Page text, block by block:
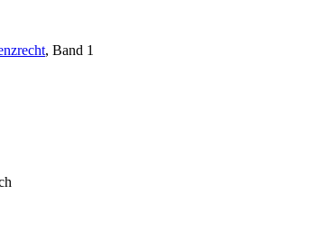
, Band 1